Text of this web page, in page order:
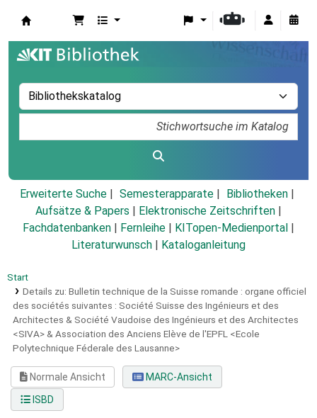
Erweiterte Suche Semesterapparate
Bibliotheken
Aufsätze & Papers
Elektronische Zeitschriften
Fachdatenbanken
Fernleihe KITopen-Medienportal
Literaturwunsch
Kataloganleitung
Start
Details zu: Bulletin technique de la Suisse romande : organe officiel
des sociétés suivantes : Société Suisse des Ingénieurs et des
Architectes & Société Vaudoise des Ingénieurs et des Architectes
<SIVA> & Association des Anciens Elève de l'EPFL <Ecole
Polytechnique Féderale des Lausanne>
Normale Ansicht
MARC-Ansicht
ISBD